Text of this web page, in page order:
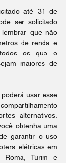
até 31 de
ser solicitado
que não
de renda e
os que o
maiores de
usar esse
alternativos.
obtenha uma
garantir o uso
elétricas em
Roma, Turim e